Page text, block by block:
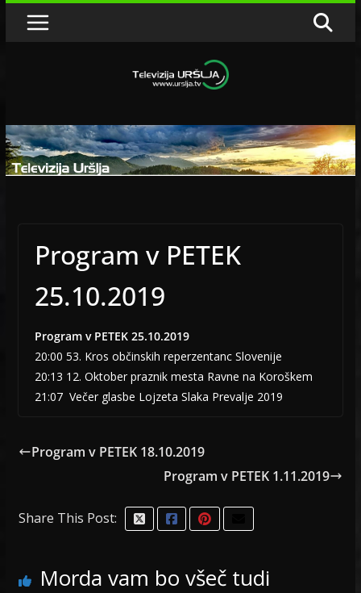
Skip
Program v PETEK
25.10.2019
Program v PETEK 25.10.2019
20:00 53. Kros občinskih reperzentanc Slovenije
20:13 12. Oktober praznik mesta Ravne na Koroškem
21:07 Večer glasbe Lojzeta Slaka Prevalje 2019
Program v PETEK 18.10.2019
Program v PETEK 1.11.2019
Share This Post:
Morda vam bo všeč tudi